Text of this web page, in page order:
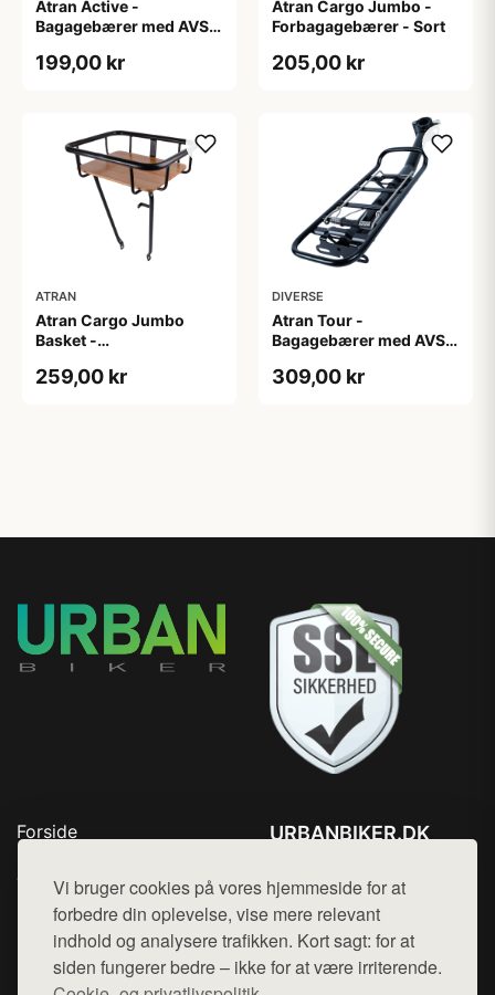
Vi bruger cookies på vores hjemmeside for at
forbedre din oplevelse, vise mere relevant
indhold og analysere trafikken. Kort sagt: for at
siden fungerer bedre – ikke for at være irriterende.
Atran Active -
Bagagebærer med AVS -
199,00 kr
Atran Cargo Jumbo -
Forbagagebærer - Sort
205,00 kr
ATRAN
Atran Cargo Jumbo
Basket -
træbund - Sort
259,00 kr
DIVERSE
Atran Tour -
Bagagebærer med AVS -
309,00 kr
Forside
Top Rabatter
Blog
Kontakt
URBANBIKER.DK
Mail: hej@want.dk
Cookie- og privatlivspolitik